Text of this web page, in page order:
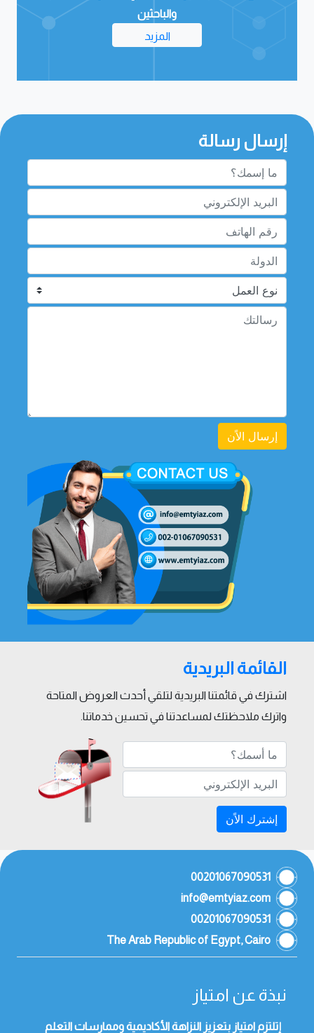
المزيد
إرسال رسالة
إرسال الاًن
القائمة البريدية
اشترك في قائمتنا البريدية لتلقي أحدث العروض المتاحة
واترك ملاحظتك لمساعدتنا في تحسين خدماتنا.
إشترك الاًن
00201067090531
info@emtyiaz.com
00201067090531
The Arab Republic of Egypt, Cairo
نبذة عن امتياز
إتلتزم امتياز بتعزيز النزاهة الأكاديمية وممارسات التعلم